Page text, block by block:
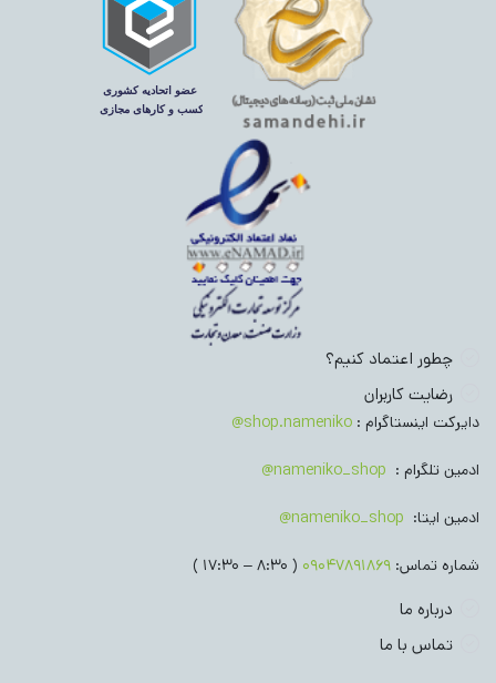
چطور اعتماد کنیم؟
رضایت کاربران
دایرکت اینستاگرام : shop.nameniko@
ادمین تلگرام : nameniko_shop@
ادمین ایتا: nameniko_shop@
شماره تماس: 09047891869
( 8:30 – 17:30 )
درباره ما
تماس با ما